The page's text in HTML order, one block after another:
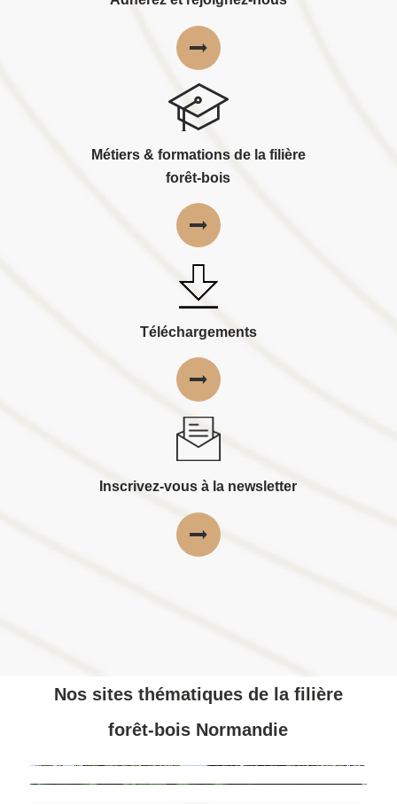
Métiers & formations de la filière
forêt-bois
Téléchargements
Inscrivez-vous à la newsletter
Nos sites thématiques de la filière
forêt-bois Normandie